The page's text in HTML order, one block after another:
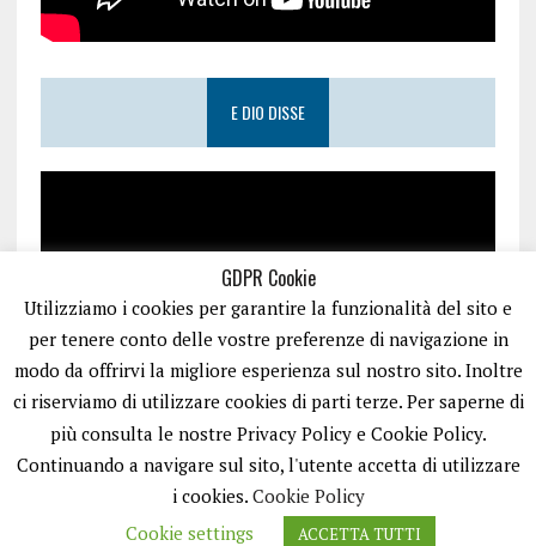
E DIO DISSE
GDPR Cookie
Utilizziamo i cookies per garantire la funzionalità del sito e
per tenere conto delle vostre preferenze di navigazione in
modo da offrirvi la migliore esperienza sul nostro sito. Inoltre
ci riserviamo di utilizzare cookies di parti terze. Per saperne di
più consulta le nostre Privacy Policy e Cookie Policy.
Continuando a navigare sul sito, l'utente accetta di utilizzare
i cookies. Cookie Policy
Cookie settings
ACCETTA TUTTI